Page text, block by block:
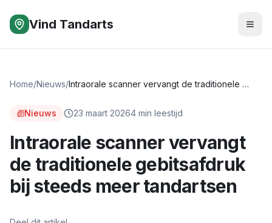
Vind Tandarts
Home/Nieuws/ Intraorale scanner vervangt de traditionele gebitsafdruk bij steeds meer tandartsen
Nieuws 23 maart 20264 min leestijd
Intraorale scanner vervangt
de traditionele gebitsafdruk
bij steeds meer tandartsen